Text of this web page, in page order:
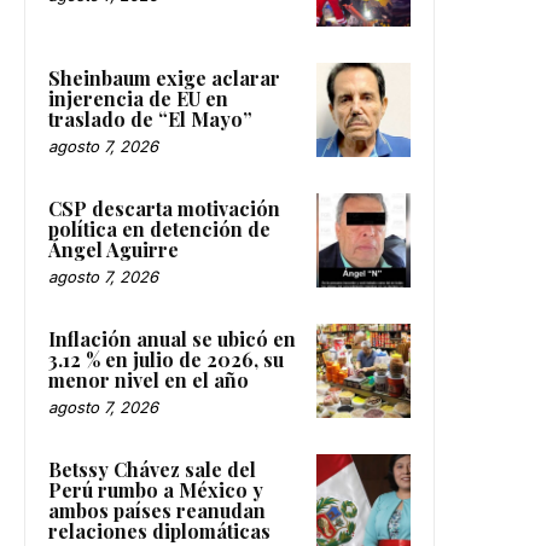
Sheinbaum exige aclarar
injerencia de EU en
traslado de “El Mayo”
agosto 7, 2026
CSP descarta motivación
política en detención de
Ángel Aguirre
agosto 7, 2026
Inflación anual se ubicó en
3.12 % en julio de 2026, su
menor nivel en el año
agosto 7, 2026
Betssy Chávez sale del
Perú rumbo a México y
ambos países reanudan
relaciones diplomáticas